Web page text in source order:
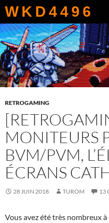
WKD4496
Recherche
AU
CONTENU
RETROGAMING
MONITEURS
BVM/PVM,
ÉCRANS
28 JUIN 2018 TUROM 13
Vous avez été très nombreux